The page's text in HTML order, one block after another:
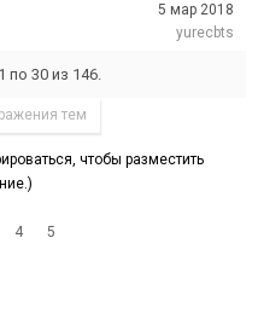
5 мар 2018
yurecbts
по 30 из 146.
тем
чтобы разместить
4 5